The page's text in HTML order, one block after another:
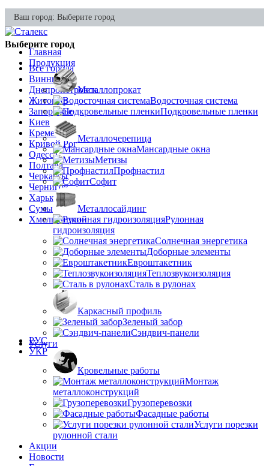
Ваш город: Выберите город
Выберите город
Все города
Винница
Днепропетровск
Житомир
Запорожье
Киев
Кременчуг
Кривой Рог
Одесса
Полтава
Черкассы
Чернигов
Харьков
Сумы
Хмельницкий
РУС
УКР
Главная
Продукция
Металлопрокат
Водосточная система
Подкровельные пленки
Металлочерепица
Мансардные окна
Метизы
Профнастил
Софит
Металлосайдинг
Рулонная
гидроизоляция
Солнечная энергетика
Доборные элементы
Евроштакетник
Теплозвукоизоляция
Сталь в рулонах
Каркасный профиль
Зеленый забор
Сэндвич-панели
Услуги
Кровельные работы
Монтаж
металлоконструкций
Грузоперевозки
Фасадные работы
Услуги порезки
рулонной стали
Акции
Новости